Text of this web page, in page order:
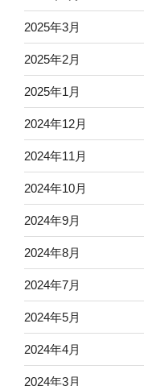
2025年3月
2025年2月
2025年1月
2024年12月
2024年11月
2024年10月
2024年9月
2024年8月
2024年7月
2024年5月
2024年4月
2024年3月